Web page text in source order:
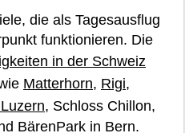
die als Tagesausflug
funktionieren. Die
in der Schweiz
Matterhorn, Rigi,
, Schloss Chillon,
BärenPark in Bern.